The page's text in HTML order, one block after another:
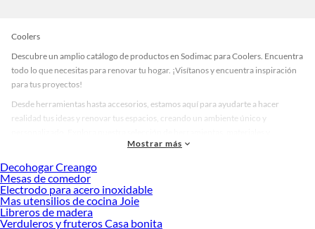
Coolers
Descubre un amplio catálogo de productos en Sodimac para Coolers. Encuentra
todo lo que necesitas para renovar tu hogar. ¡Visítanos y encuentra inspiración
para tus proyectos!
Desde herramientas hasta accesorios, estamos aquí para ayudarte a hacer
realidad tus ideas y renovar tus espacios, creando un ambiente único y
accesorios de calidad que te ayudarán a crear un espacio más tú.
Desde remodelaciones hasta proyectos de decoración, estamos aquí para hacer
tus ideas realidad. ¡Visítanos y encuentra todo lo que tenemos para ofrecerte en
Coolers!
Explora la variedad de productos de Coolers en Sodimac
Mostrar más
Decohogar Creango
Mesas de comedor
Electrodo para acero inoxidable
Mas utensilios de cocina Joie
Libreros de madera
Verduleros y fruteros Casa bonita